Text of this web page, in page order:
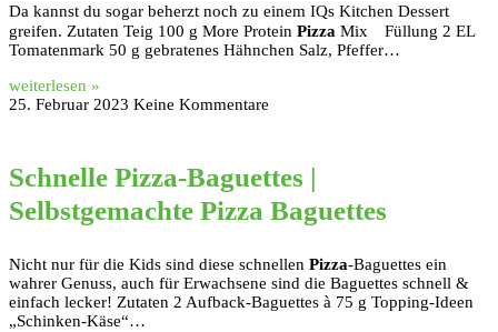
Da kannst du sogar beherzt noch zu einem IQs Kitchen Dessert
greifen. Zutaten Teig 100 g More Protein Pizza Mix⠀ Füllung 2 EL
Tomatenmark 50 g gebratenes Hähnchen Salz, Pfeffer…
weiterlesen »
25. Februar 2023 Keine Kommentare
Schnelle Pizza-Baguettes |
Selbstgemachte Pizza Baguettes
Nicht nur für die Kids sind diese schnellen Pizza-Baguettes ein
wahrer Genuss, auch für Erwachsene sind die Baguettes schnell &
einfach lecker! Zutaten 2 Aufback-Baguettes à 75 g Topping-Ideen
„Schinken-Käse“…